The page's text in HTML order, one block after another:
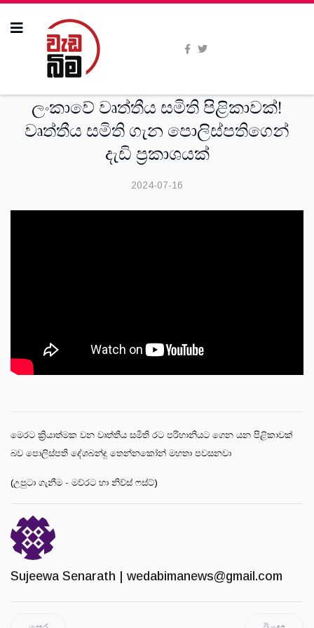
ලංකාවේ වෘත්තීය සමිති පිළිකාවක්!
වෘත්තීය සමිති ගැන පොලිස්පතිගෙන්
දැඩි ප්‍රකාශයක්
2024-07-16
මෙරට ක්‍රියාත්මක වන වෘත්තීය සමිති රට පරිහානියට ගෙන යන පිළිකාවක්
බව පොලිස්පති දේශබන්දු තෙන්නකෝන් මහතා පවසනවා
(උපුටා ගැනීම - මව්රට හා නිව්ස් ෆස්ට්)
Sujeewa Senarath | wedabimanews@gmail.com